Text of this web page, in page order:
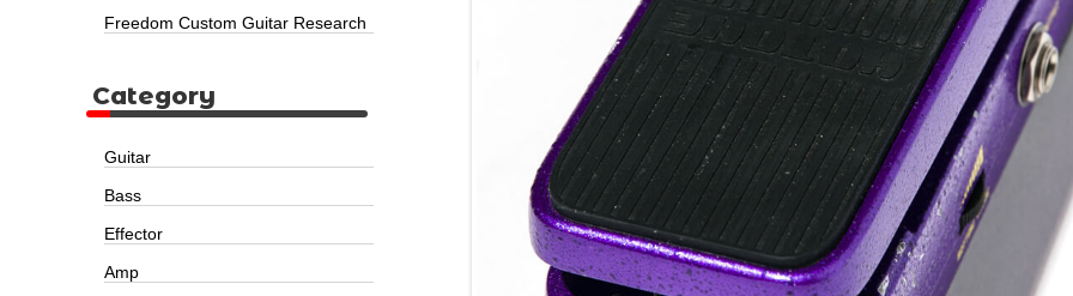
Freedom Custom Guitar Research
Category
Guitar
Bass
Effector
Amp